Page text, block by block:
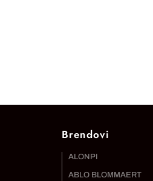
Brendovi
ALONPI
ABLO BLOMMAERT